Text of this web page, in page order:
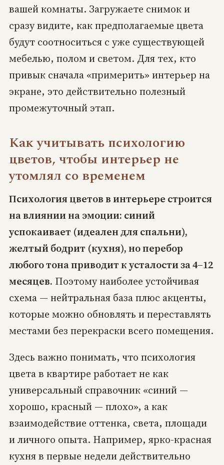
вашей комнаты. Загружаете снимок и
сразу видите, как предполагаемые цвета
будут соотноситься с уже существующей
мебелью, полом и светом. Для тех, кто
привык сначала «примерить» интерьер на
экране, это действительно полезный
промежуточный этап.
Как учитывать психологию
цветов, чтобы интерьер не
утомлял со временем
Психология цветов в интерьере строится
на влиянии на эмоции: синий
успокаивает (идеален для спальни),
желтый бодрит (кухня), но перебор
любого тона приводит к усталости за 4–12
месяцев. Поэтому наиболее устойчивая
схема — нейтральная база плюс акценты,
которые можно обновлять и переставлять
местами без перекраски всего помещения.
Здесь важно понимать, что психология
цвета в квартире работает не как
универсальный справочник «синий —
хорошо, красный — плохо», а как
взаимодействие оттенка, света, площади
и личного опыта. Например, ярко-красная
кухня в первые недели действительно